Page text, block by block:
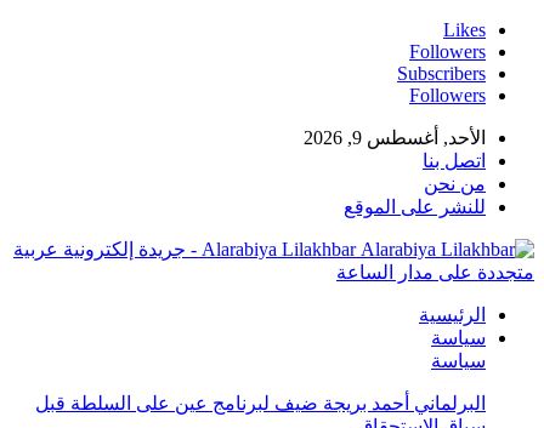
Likes
Followers
Subscribers
Followers
الأحد, أغسطس 9, 2026
اتصل بنا
من نحن
للنشر على الموقع
Alarabiya Lilakhbar - جريدة إلكترونية عربية
على مدار الساعة
الرئيسية
سياسة
سياسة
البرلماني أحمد بريجة ضيف لبرنامج عين على السلطة قبل